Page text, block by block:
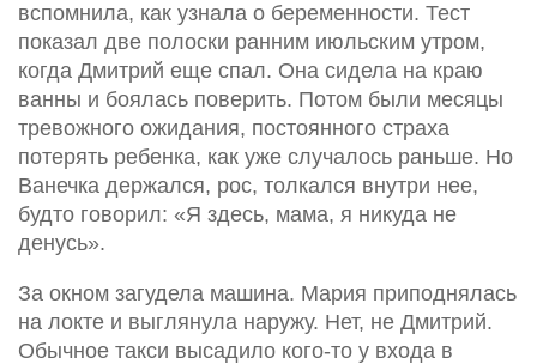
вспомнила, как узнала о беременности. Тест
показал две полоски ранним июльским утром,
когда Дмитрий еще спал. Она сидела на краю
ванны и боялась поверить. Потом были месяцы
тревожного ожидания, постоянного страха
потерять ребенка, как уже случалось раньше. Но
Ванечка держался, рос, толкался внутри нее,
будто говорил: «Я здесь, мама, я никуда не
денусь».
За окном загудела машина. Мария приподнялась
на локте и выглянула наружу. Нет, не Дмитрий.
Обычное такси высадило кого-то у входа в